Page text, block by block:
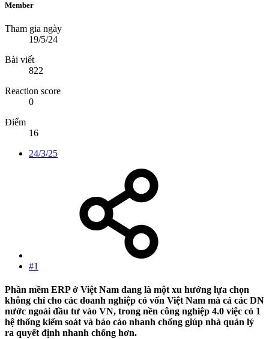
Member
Tham gia ngày
19/5/24
Bài viết
822
Reaction score
0
Điểm
16
24/3/25
#1
Phần mềm ERP ở Việt Nam đang là một xu hướng lựa chọn
không chỉ cho các doanh nghiệp có vốn Việt Nam mà cả các DN
nước ngoài đầu tư vào VN, trong nền công nghiệp 4.0 việc có 1
hệ thống kiểm soát và báo cáo nhanh chống giúp nhà quản lý
ra quyết định nhanh chống hơn.​